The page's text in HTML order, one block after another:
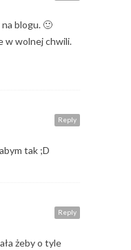
blogu. 🙂
w wolnej chwili.
Reply
tak ;D
Reply
żeby o tyle